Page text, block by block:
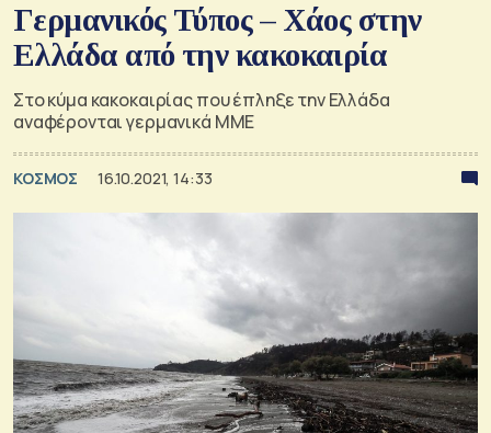
Γερμανικός Τύπος – Χάος στην
Ελλάδα από την κακοκαιρία
Στο κύμα κακοκαιρίας που έπληξε την Ελλάδα
αναφέρονται γερμανικά ΜΜΕ
ΚΟΣΜΟΣ 16.10.2021, 14:33